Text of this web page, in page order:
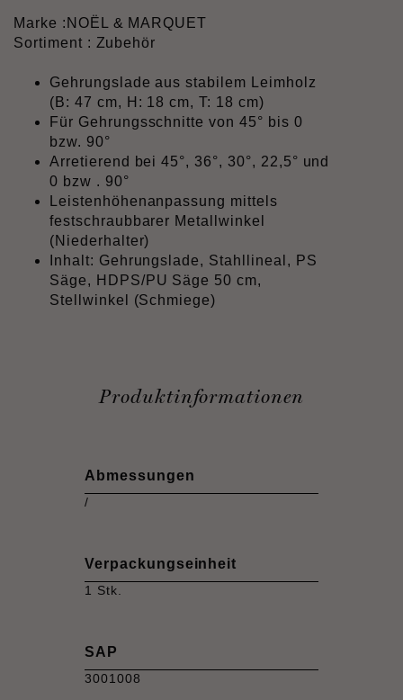
Marke : NOËL & MARQUET
Sortiment : Zubehör
Gehrungslade aus stabilem Leimholz
(B: 47 cm, H: 18 cm, T: 18 cm)
Für Gehrungsschnitte von 45° bis 0
bzw. 90°
Arretierend bei 45°, 36°, 30°, 22,5° und
0 bzw . 90°
Leistenhöhenanpassung mittels
festschraubbarer Metallwinkel
(Niederhalter)
Inhalt: Gehrungslade, Stahllineal, PS
Säge, HDPS/PU Säge 50 cm,
Stellwinkel (Schmiege)
Produktinformationen
Abmessungen
/
Verpackungseinheit
1 Stk.
SAP
3001008